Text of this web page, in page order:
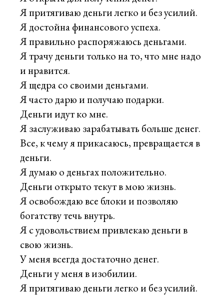
Я притягиваю деньги легко и без усилий.
Я достойна финансового успеха.
Я правильно распоряжаюсь деньгами.
Я трачу деньги только на то, что мне надо
и нравится.
Я щедра со своими деньгами.
Я часто дарю и получаю подарки.
Деньги идут ко мне.
Я заслуживаю зарабатывать больше денег.
Все, к чему я прикасаюсь, превращается в
деньги.
Я думаю о деньгах положительно.
Деньги открыто текут в мою жизнь.
Я освобождаю все блоки и позволяю
богатству течь внутрь.
Я с удовольствием привлекаю деньги в
свою жизнь.
У меня всегда достаточно денег.
Деньги у меня в изобилии.
Я притягиваю деньги легко и без усилий.